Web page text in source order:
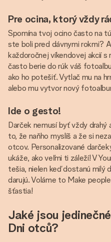
Pre ocina, ktorý vždy
Spomína tvoj ocino často na
ste boli pred dávnymi rokmi?
každoročnej víkendovej akcií s
často berie do rúk váš
ako ho potešiť. Vytlač mu na
alebo mu vytvor nový
Ide o gesto!
Darček nemusí byť vždy
to, že naňho myslíš a že si
otcov. Personalizované
ukáže, ako veľmi ti záleží! V
tešia, nielen keď dostanú milý
darujú. Voláme to Make
šťastia!
Jaké jsou
Dni otců?